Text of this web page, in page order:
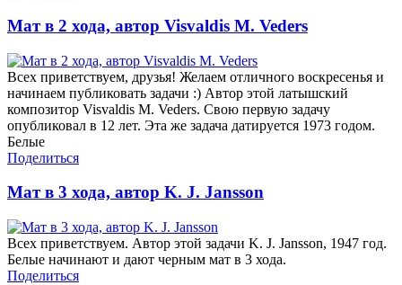
Мат в 2 хода, автор Visvaldis M. Veders
Всех приветствуем, друзья! Желаем отличного воскресенья и
начинаем публиковать задачи :) Автор этой латышский
композитор Visvaldis M. Veders. Свою первую задачу
опубликовал в 12 лет. Эта же задача датируется 1973 годом.
Белые
Поделиться
Мат в 3 хода, автор K. J. Jansson
Всех приветствуем. Автор этой задачи K. J. Jansson, 1947 год.
Белые начинают и дают черным мат в 3 хода.
Поделиться